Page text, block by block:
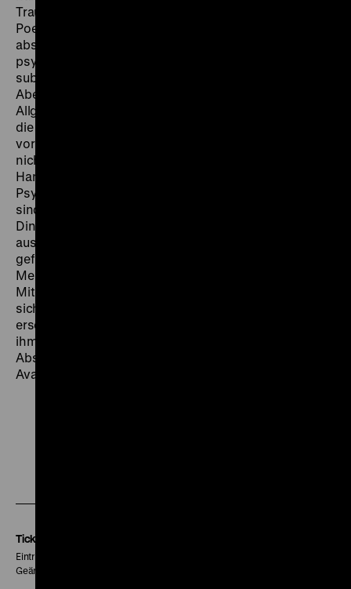
Traumgespinste, ein wenig an die ätherisch irrationale
Poesie Cocteaus erinnernd und trotz verwirrend
absurder Tiefenlotungen von der Magie
psychologischer Filigranzeichnungen.“ Ihr Fazit: „Ein
subtil gänsehäutiger, höchst kunstvoll exzentrischer
Abend.“ Ernst Johann beschrieb in der Frankfurter
Allgemeinen vom gleichen Tag: „Es sind die Abgründe,
die Lilienthal fesseln. Die Mittel, wie er sie optisch
vorbringt und nahebringt, kennt man, und sie sind
nicht einmal von ihm erfunden. Jedoch unter seiner
Hand bestechen sie immer wieder: der Verzicht auf
Psychologie wird aufs äußerste betrieben. Statt ihrer
sind es die Dinge, die erzählen, die Gesichter, die wie
Dinge behandelt werden, und die Landschaften, die
aussagen. Fabeln ohne Gefühl werden durch
gefühllose Sachen (zu denen die unbeteiligten
Menschen gehören) dargestellt. Der Rest gehört dem
Mitdenken des Zuschauers. Überflüssig zu sagen, daß
sich Lilienthal nicht in der Herstellung von Stilleben
erschöpft; er entdeckt den Witz der Dinge und bleibt
ihm, hier mit knappen, dort mit ausführlichen
Abschweifungen, auf der Spur. Ist so viel Können noch
Avantgardismus?“ (gym)
Tickets
Eintritt 5 €
Geänderte Preise sind im Programm vermerkt.